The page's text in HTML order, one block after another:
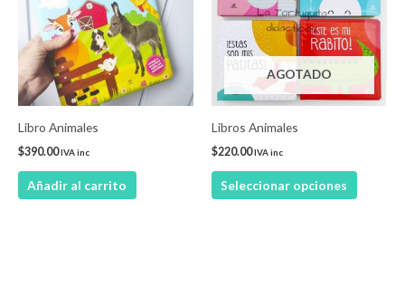
Libro Animales
$390.00IVA inc
Añadir al carrito
AGOTADO
Libros Animales
$220.00IVA inc
Seleccionar opciones
Las
se